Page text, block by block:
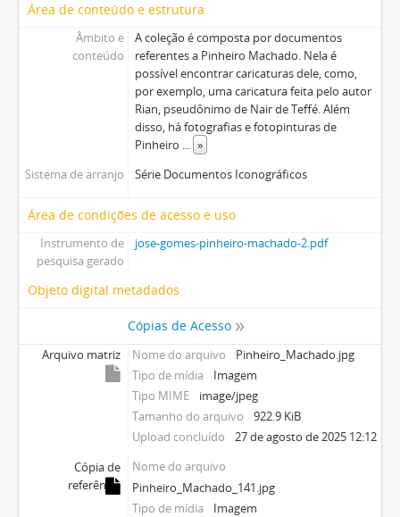
Área de conteúdo e estrutura
Âmbito e
conteúdo
A coleção é composta por documentos
referentes a Pinheiro Machado. Nela é
possível encontrar caricaturas dele, como,
por exemplo, uma caricatura feita pelo autor
Rian, pseudônimo de Nair de Teffé. Além
disso, há fotografias e fotopinturas de
Pinheiro ... »
Sistema de arranjo
Série Documentos Iconográficos
Área de condições de acesso e uso
Instrumento de
pesquisa gerado
jose-gomes-pinheiro-machado-2.pdf
Objeto digital metadados
Cópias de Acesso
Arquivo matriz Nome do arquivo
Pinheiro_Machado.jpg
Tipo de mídia
Imagem
Tipo MIME
image/jpeg
Tamanho do arquivo
922.9 KiB
Upload concluído
27 de agosto de 2025 12:12
Cópia de
referência
Nome do arquivo
Pinheiro_Machado_141.jpg
Tipo de mídia
Imagem